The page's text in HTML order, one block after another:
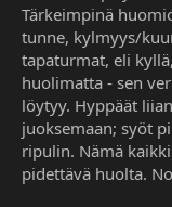
Tärkeimpinä
tunne, kylmyys/
tapaturmat, eli
huolimatta - sen
löytyy. Hyppäät
juoksemaan; syöt
ripulin. Nämä
pidettävä huolta.